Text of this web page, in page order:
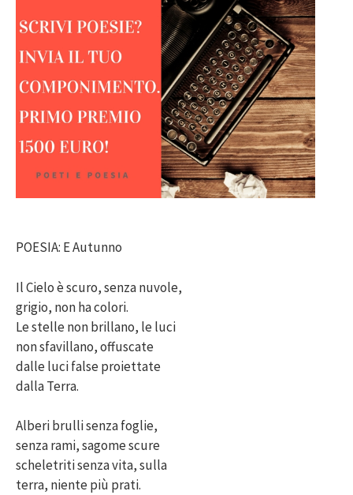
POESIA: E Autunno
Il Cielo è scuro, senza nuvole,
grigio, non ha colori.
Le stelle non brillano, le luci
non sfavillano, offuscate
dalle luci false proiettate
dalla Terra.
Alberi brulli senza foglie,
senza rami, sagome scure
scheletriti senza vita, sulla
terra, niente più prati.